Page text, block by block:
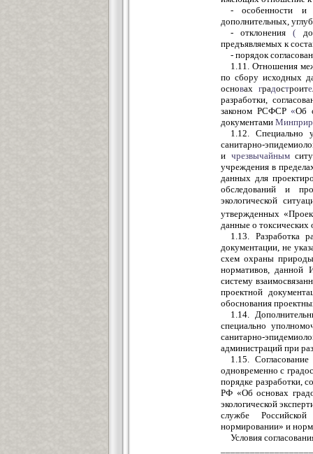
- особенности и
дополнительных,
- отклонения(
предъявляемых к
- порядок
1.11. Отношения
по сбору исходных
основах градостроите
разработки,
законом РСФСР «Об
документами
1.12. Специально
санитарно-
и чрезвычайным
учреждения в
данных для
обследований и
экологической
утвержденных
данные о токсических
1.13. Разработка
документации, не
схем охраны
нормативов, данной
систему
проектной
обоснования
1.14.
специально
санитарно-
администраций при
1.15.
одновременно с
порядке разработки,
РФ «Об основах
экологической
службе
нормировании» и
Условия